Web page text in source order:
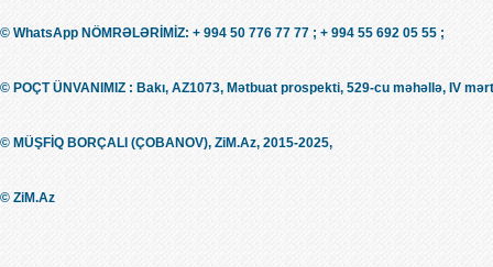
© WhatsApp NÖMRƏLƏRİMİZ: + 994 50 776 77 77 ; + 994 55 692 05 55 ;
© POÇT ÜNVANIMIZ : Bakı, AZ1073, Mətbuat prospekti, 529-cu məhəllə, IV
© MÜŞFİQ BORÇALI (ÇOBANOV), ZiM.Az, 2015-2025,
© ZiM.Az